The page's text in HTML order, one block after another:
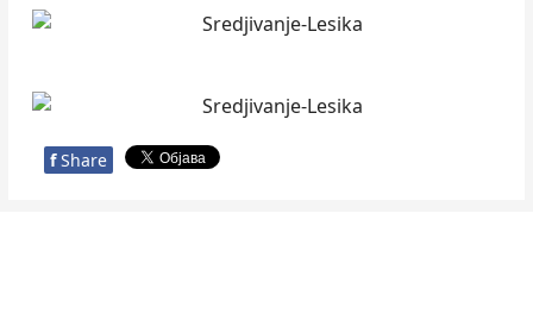
f Share